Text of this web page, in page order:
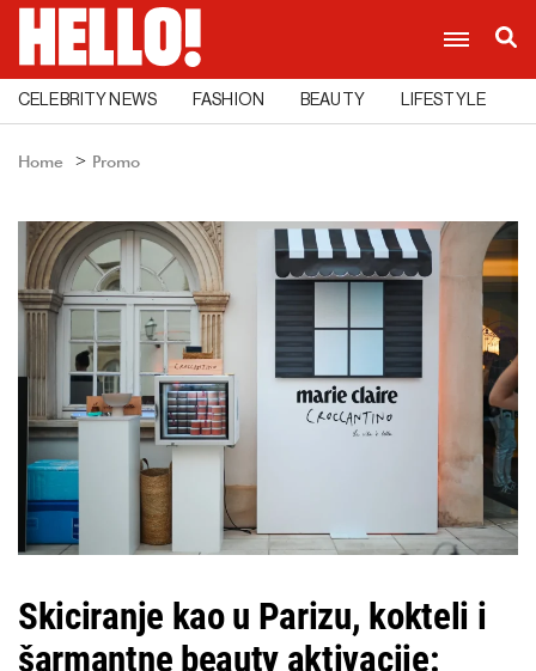
CELEBRITY NEWS FASHION BEAUTY LIFESTYLE
Home Promo
Skiciranje kao u Parizu, kokteli i
šarmantne beauty aktivacije: